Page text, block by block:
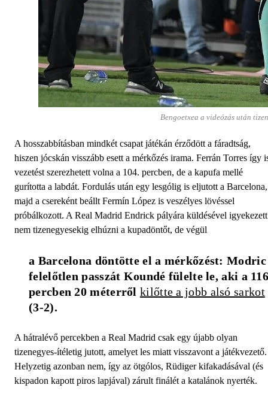
Bengoetxea a videózás után
A hosszabbításban mindkét csapat játékán érződött a fáradtság,
hiszen jócskán visszább esett a mérkőzés irama. Ferrán Torres így
vezetést szerezhetett volna a 104. percben, de a kapufa mellé
gurította a labdát. Fordulás után egy lesgólig is eljutott a Barcelona,
majd a csereként beállt Fermín López is veszélyes lövéssel
próbálkozott. A Real Madrid Endrick pályára küldésével igyekezett
nem tizenegyesekig elhúzni a kupadöntőt, de végül
a Barcelona döntötte el a mérkőzést: Modric
felelőtlen passzát Koundé fülelte le, aki a
percben 20 méterről kilőtte a jobb alsó sarkot
(3-2).
A hátralévő percekben a Real Madrid csak egy újabb olyan
tizenegyes-ítéletig jutott, amelyet les miatt visszavont a játékvezető.
Helyzetig azonban nem, így az ötgólos, Rüdiger kifakadásával (és
kispadon kapott piros lapjával) zárult finálét a katalánok nyerték.